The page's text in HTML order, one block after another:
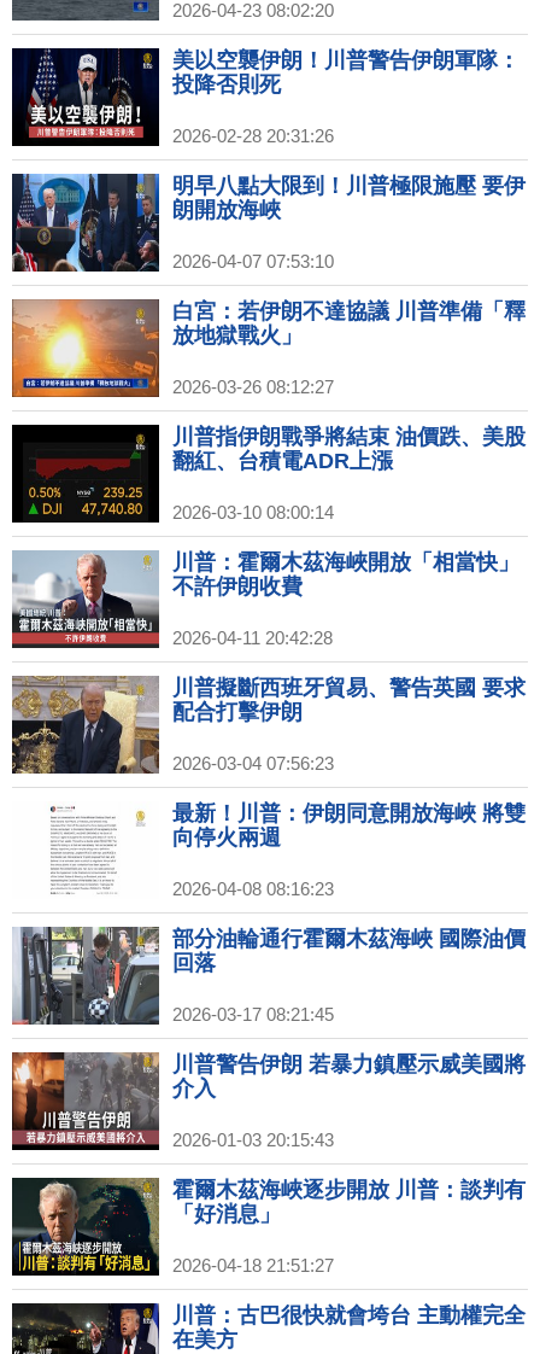
2026-04-23 08:02:20
美以空襲伊朗！川普警告伊朗軍隊：
投降否則死
2026-02-28 20:31:26
明早八點大限到！川普極限施壓 要伊
朗開放海峽
2026-04-07 07:53:10
白宮：若伊朗不達協議 川普準備「釋
放地獄戰火」
2026-03-26 08:12:27
川普指伊朗戰爭將結束 油價跌、美股
翻紅、台積電ADR上漲
2026-03-10 08:00:14
川普：霍爾木茲海峽開放「相當快」
不許伊朗收費
2026-04-11 20:42:28
川普擬斷西班牙貿易、警告英國 要求
配合打擊伊朗
2026-03-04 07:56:23
最新！川普：伊朗同意開放海峽 將雙
向停火兩週
2026-04-08 08:16:23
部分油輪通行霍爾木茲海峽 國際油價
回落
2026-03-17 08:21:45
川普警告伊朗 若暴力鎮壓示威美國將
介入
2026-01-03 20:15:43
霍爾木茲海峽逐步開放 川普：談判有
「好消息」
2026-04-18 21:51:27
川普：古巴很快就會垮台 主動權完全
在美方